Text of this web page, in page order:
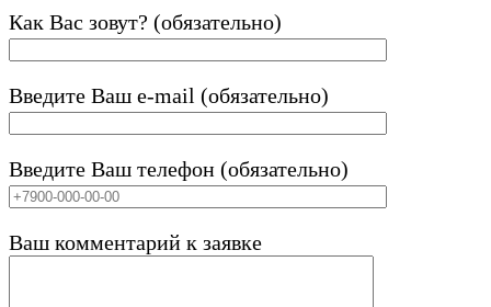
Как Вас зовут? (обязательно)
Введите Ваш e-mail (обязательно)
Введите Ваш телефон (обязательно)
Ваш комментарий к заявке